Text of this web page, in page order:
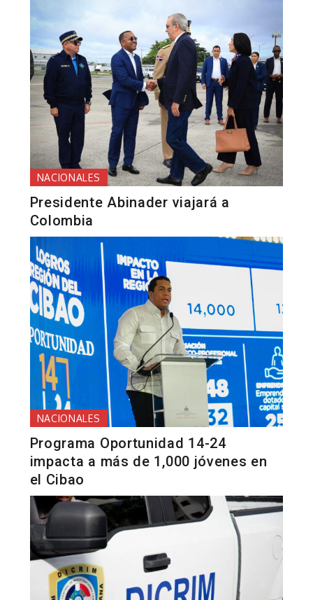
NACIONALES
Presidente Abinader viajará a
Colombia
NACIONALES
Programa Oportunidad 14-24
impacta a más de 1,000 jóvenes en
el Cibao